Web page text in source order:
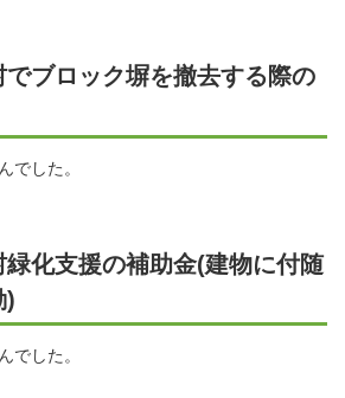
ブロック塀を撤去する際の
でした。
緑化支援の補助金(建物に付随
)
でした。